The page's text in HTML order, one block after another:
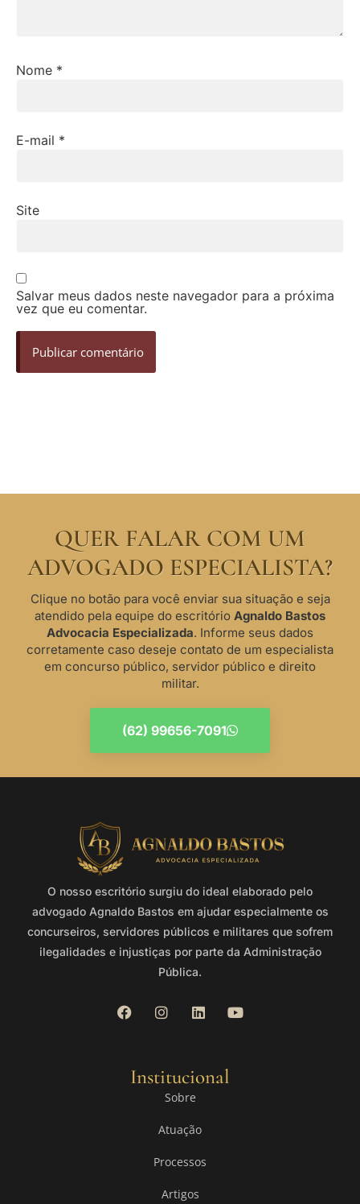
Nome *
E-mail *
Site
Salvar meus dados neste navegador para a próxima
vez que eu comentar.
QUER FALAR COM UM
ADVOGADO ESPECIALISTA?
Clique no botão para você enviar sua situação e seja
atendido pela equipe do escritório Agnaldo Bastos
Advocacia Especializada. Informe seus dados
corretamente caso deseje contato de um especialista
em concurso público, servidor público e direito
militar.
(62) 99656-7091
O nosso escritório surgiu do ideal elaborado pelo
advogado Agnaldo Bastos em ajudar especialmente os
concurseiros, servidores públicos e militares que sofrem
ilegalidades e injustiças por parte da Administração
Pública.
Institucional
Sobre
Atuação
Processos
Artigos